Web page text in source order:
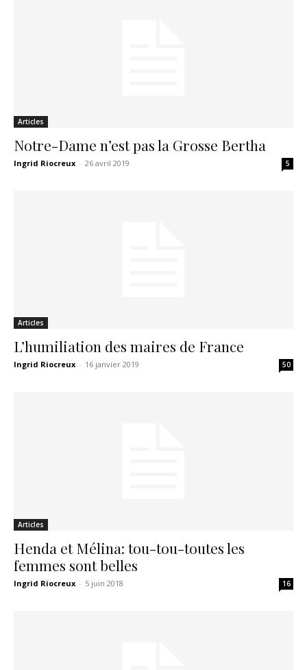
Articles
Notre-Dame n’est pas la Grosse Bertha
Ingrid Riocreux - 26 avril 2019 5
Articles
L’humiliation des maires de France
Ingrid Riocreux - 16 janvier 2019 50
Articles
Henda et Mélina: tou-tou-toutes les
femmes sont belles
Ingrid Riocreux - 5 juin 2018 16